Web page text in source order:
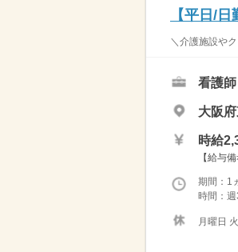
【平日/
＼介護施設や
看護
大阪
時給
【給与
期間：
時間：
月曜日